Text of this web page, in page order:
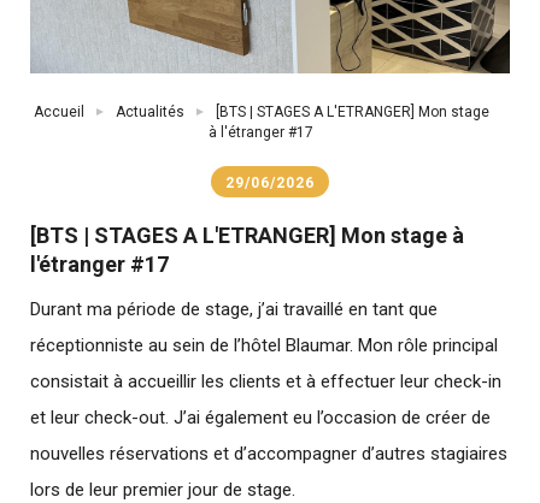
Fil
Accueil Actualités
[BTS | STAGES A L'ETRANGER] Mon stage
à l'étranger #17
29/06/2026
[BTS | STAGES A L'ETRANGER] Mon stage à
l'étranger #17
Durant ma période de stage, j’ai travaillé en tant que
réceptionniste au sein de l’hôtel Blaumar. Mon rôle principal
consistait à accueillir les clients et à effectuer leur check-in
et leur check-out. J’ai également eu l’occasion de créer de
nouvelles réservations et d’accompagner d’autres stagiaires
lors de leur premier jour de stage.